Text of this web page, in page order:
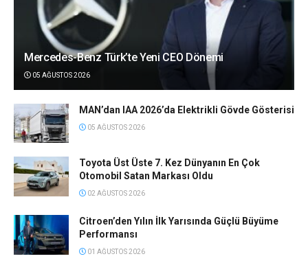
Mercedes-Benz Türk’te Yeni CEO Dönemi
05 AĞUSTOS 2026
MAN’dan IAA 2026’da Elektrikli Gövde Gösterisi
05 AĞUSTOS 2026
Toyota Üst Üste 7. Kez Dünyanın En Çok
Otomobil Satan Markası Oldu
02 AĞUSTOS 2026
Citroen’den Yılın İlk Yarısında Güçlü Büyüme
Performansı
01 AĞUSTOS 2026